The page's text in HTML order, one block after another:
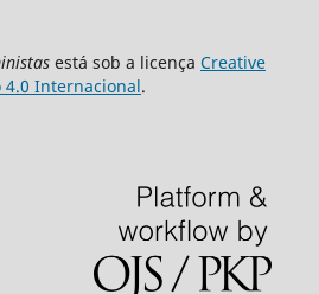
está sob a licença Creative
4.0 Internacional.